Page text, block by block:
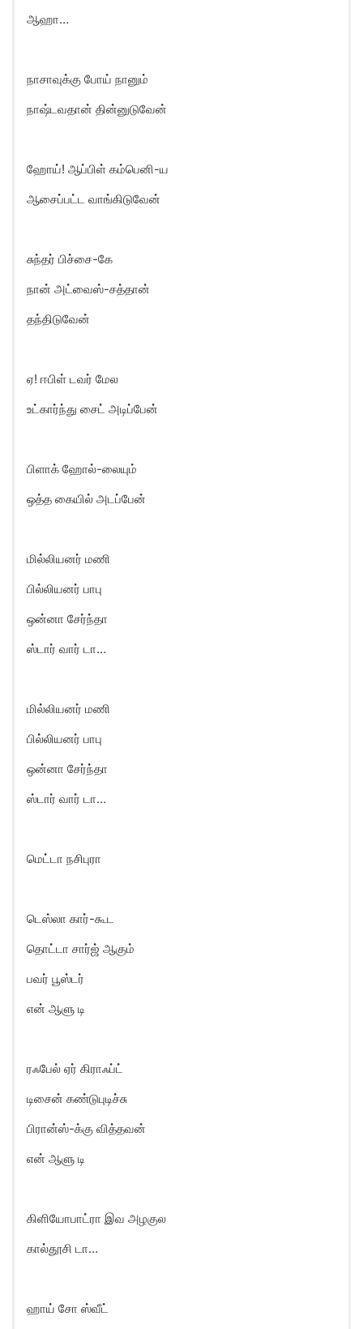
ஆஹா…
நாசாவுக்கு போய் நானும்
நாஷ்டவதான் தின்னுடுவேன்
ஹோய்! ஆப்பிள் கம்பெனி-ய
ஆசைப்பட்ட வாங்கிடுவேன்
சுந்தர் பிச்சை-கே
நான் அட்வைஸ்-சத்தான்
தந்திடுவேன்
ஏ! ஈபிள் டவர் மேல
உட்கார்ந்து சைட் அடிப்பேன்
பிளாக் ஹோல்-லையும்
ஒத்த கையில் அடப்பேன்
மில்லியனர் மணி
பில்லியனர் பாபு
ஒன்னா சேர்ந்தா
ஸ்டார் வார் டா…
மில்லியனர் மணி
பில்லியனர் பாபு
ஒன்னா சேர்ந்தா
ஸ்டார் வார் டா…
மெட்டா நசிபுரா
டெஸ்லா கார்-கூட
தொட்டா சார்ஜ் ஆகும்
பவர் பூஸ்டர்
என் ஆளு டி
ரஃபேல் ஏர் கிராஃப்ட்
டிசைன் கண்டுபுடிச்சு
பிரான்ஸ்-க்கு வித்தவன்
என் ஆளு டி
கிளியோபாட்ரா இவ அழகுல
கால்தூசி டா…
ஹாய் சோ ஸ்வீட்